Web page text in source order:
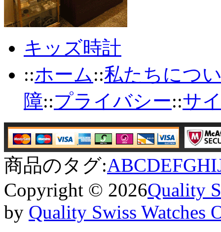
キッズ時計
::ホーム::私たちにつ
障::プライバシー::サ
商品のタグ:ABCDEFGHI
Copyright © 2026Quality
by Quality Swiss Watches